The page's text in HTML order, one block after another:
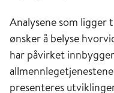
Analysene som
ønsker å belyse
har påvirket
presenteres